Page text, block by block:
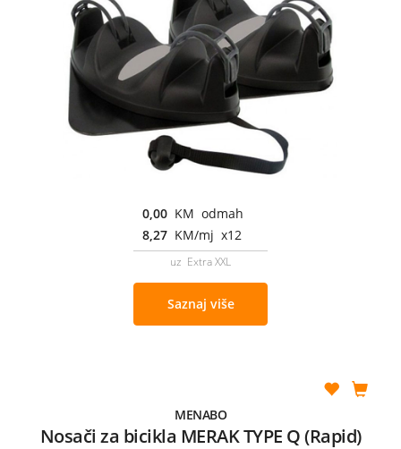
0,00 KM odmah
8,27 KM/mj x12
uz Extra XXL
Saznaj više
MENABO
Nosači za bicikla MERAK TYPE Q (Rapid)